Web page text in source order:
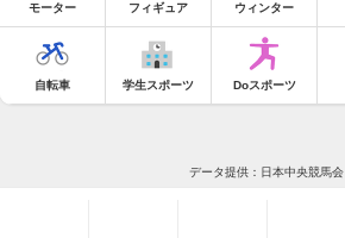
モーター フィギュア ウィンター
自転車 学生スポーツ Doスポーツ
データ提供：日本中央競馬会